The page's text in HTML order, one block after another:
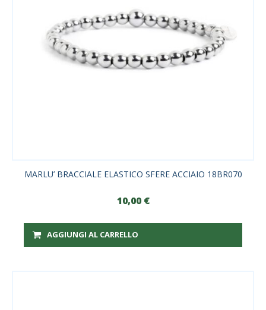
MARLU’ BRACCIALE ELASTICO SFERE ACCIAIO 18BR070
10,00 €
AGGIUNGI AL CARRELLO